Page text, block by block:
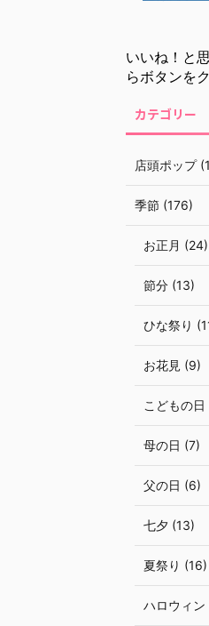
いいね！と
らボタンを
カテゴリー
店頭ポップ
季節 (176)
お正月 (24)
節分 (13)
ひな祭り
お花見 (9)
こどもの日
母の日 (7)
父の日 (6)
七夕 (13)
夏祭り (16)
ハロウィ